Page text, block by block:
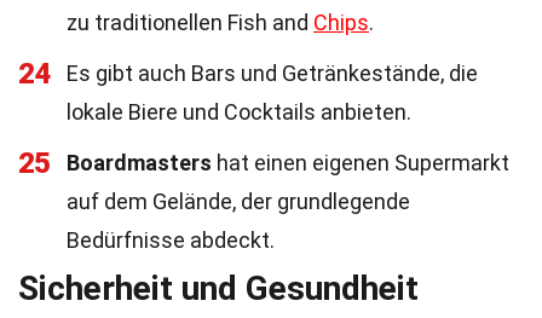
zu traditionellen Fish and Chips.
24
Es gibt auch Bars und Getränkestände, die
lokale Biere und Cocktails anbieten.
25 Boardmasters hat einen eigenen Supermarkt
auf dem Gelände, der grundlegende
Bedürfnisse abdeckt.
Sicherheit und Gesundheit